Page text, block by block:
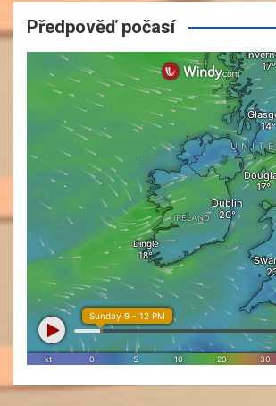
Předpověď počasí